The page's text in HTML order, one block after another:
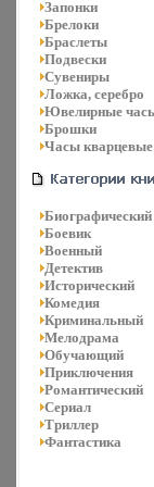
Запонки
Брелоки
Браслеты
Подвески
Сувениры
Ложка, серебро
Ювелирные
Брошки
Часы кварцевые
Биографический
Боевик
Военный
Детектив
Исторический
Комедия
Криминальный
Мелодрама
Обучающий
Приключения
Романтический
Сериал
Триллер
Фантастика